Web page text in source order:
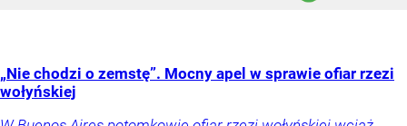
„Nie chodzi o zemstę”. Mocny apel w sprawie ofiar rzezi
wołyńskiej